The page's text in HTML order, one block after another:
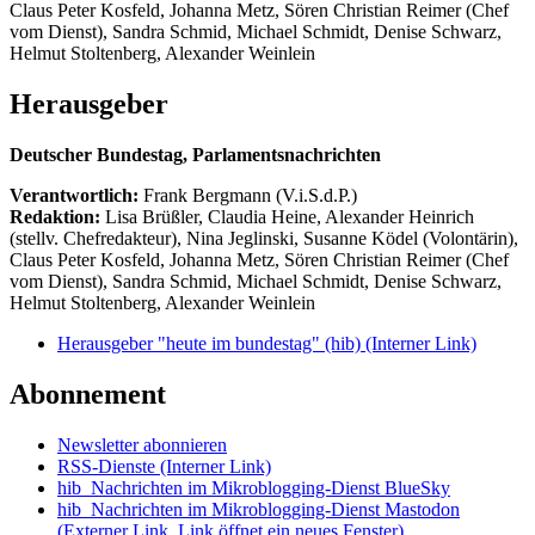
Claus Peter Kosfeld, Johanna Metz, Sören Christian Reimer (Chef
vom Dienst), Sandra Schmid, Michael Schmidt, Denise Schwarz,
Helmut Stoltenberg, Alexander Weinlein
Herausgeber
Deutscher Bundestag, Parlamentsnachrichten
Verantwortlich: Frank Bergmann (V.i.S.d.P.)
Redaktion: Lisa Brüßler, Claudia Heine, Alexander Heinrich
(stellv. Chefredakteur), Nina Jeglinski, Susanne Ködel (Volontärin),
Claus Peter Kosfeld, Johanna Metz, Sören Christian Reimer (Chef
vom Dienst), Sandra Schmid, Michael Schmidt, Denise Schwarz,
Helmut Stoltenberg, Alexander Weinlein
Herausgeber "heute im bundestag" (hib) (Interner Link)
Abonnement
Newsletter abonnieren
RSS-Dienste (Interner Link)
hib_Nachrichten im Mikroblogging-Dienst BlueSky
hib_Nachrichten im Mikroblogging-Dienst Mastodon
(Externer Link, Link öffnet ein neues Fenster)